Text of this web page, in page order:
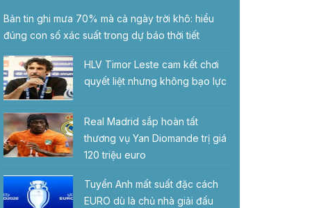
Bản tin ghi mưa 70% mà cả ngày trời khô: hiểu
đúng con số xác suất trong dự báo thời tiết
HLV Timor Leste cam kết chơi
quyết liệt nhưng không bạo lực
Real Madrid sắp hoàn tất
thương vụ Yan Diomande trị giá
120 triệu euro
Tuyển Anh mất suất đặc cách
EURO dù là chủ nhà giải đấu